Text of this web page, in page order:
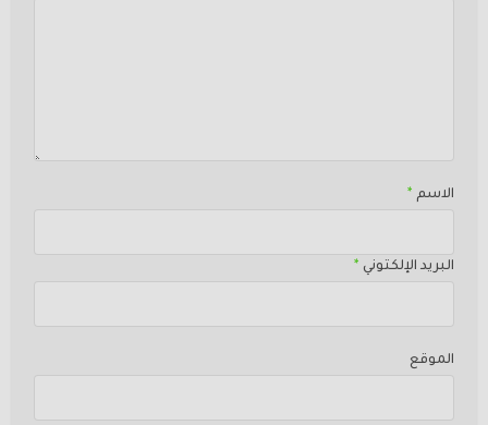
الاسم *
البريد الإلكتوني *
الموقع